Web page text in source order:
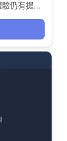
仍有提升
樂趣。